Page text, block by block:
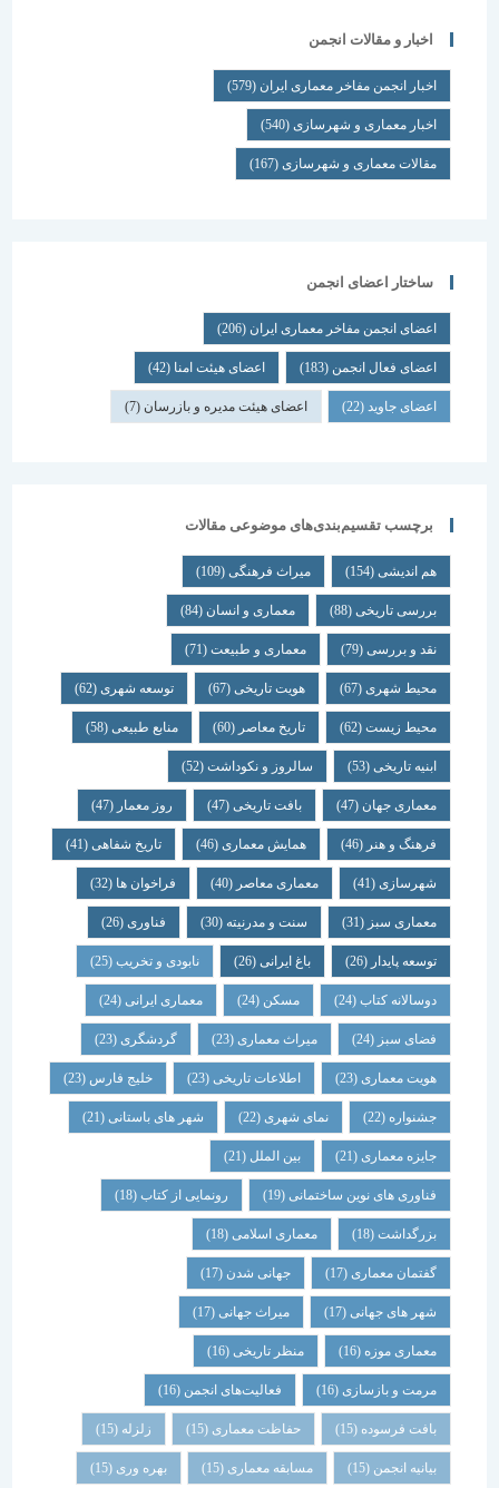
اخبار و مقالات انجمن
اخبار انجمن مفاخر معماری ایران (579)
اخبار معماری و شهرسازی(540)
مقالات معماری و شهرسازی(167)
ساختار اعضای انجمن
اعضای انجمن مفاخر معماری ایران (206)
اعضای فعال انجمن(183) اعضای هیئت امنا(42)
اعضای جاوید(22) اعضای هیئت مدیره و بازرسان(7)
برچسب تقسیم‌بندی‌های موضوعی مقالات
هم اندیشی (154) میراث فرهنگی (109)
بررسی تاریخی (88) معماری و انسان (84)
نقد و بررسی (79) معماری و طبیعت (71)
محیط شهری(67) هویت تاریخی(67) توسعه شهری(62)
محیط زیست(62) تاریخ معاصر(60) منابع طبیعی(58)
ابنیه تاریخی(53) سالروز و نکوداشت(52)
معماری جهان (47) بافت تاریخی(47) روز معمار(47)
فرهنگ و هنر(46) همایش معماری (46) تاریخ شفاهی (41)
شهرسازی(41) معماری معاصر(40) فراخوان ها (32)
معماری سبز(31) سنت و مدرنیته(30) فناوری (26)
توسعه پایدار(26) باغ ایرانی(26) نابودی و تخریب(25)
دوسالانه کتاب(24) مسکن (24) معماری ایرانی(24)
فضای سبز(24) میراث معماری (23) گردشگری (23)
هویت معماری (23) اطلاعات تاریخی(23) خلیج فارس(23)
جشنواره(22) نمای شهری(22) شهر های باستانی (21)
جایزه معماری (21) بین الملل(21)
فناوری های نوین ساختمانی(19) رونمایی از کتاب (18)
بزرگداشت (18) معماری اسلامی(18)
گفتمان معماری (17) جهانی شدن(17)
شهر های جهانی(17) میراث جهانی(17)
معماری موزه(16) منظر تاریخی (16)
مرمت و بازسازی(16) فعالیت‌های انجمن(16)
بافت فرسوده (15) حفاظت معماری (15) زلزله
بیانیه انجمن(15) مسابقه معماری (15) بهره وری(15)